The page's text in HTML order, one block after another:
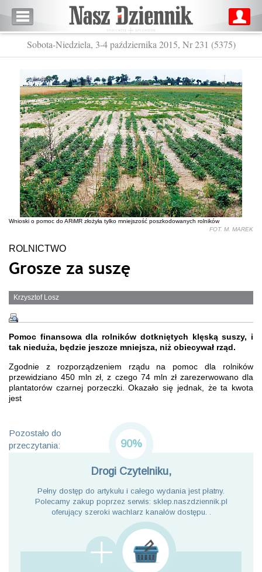
Sobota-Niedziela, 3-4 października 2015, Nr 231 (5375)
Wnioski o pomoc do ARiMR złożyła tylko mniejszość poszkodowanych rolników
FOT. M. MAREK
ROLNICTWO
Grosze za suszę
Krzysztof Losz
Pomoc finansowa dla rolników dotkniętych klęską suszy, i
tak nieduża, będzie jeszcze mniejsza, niż obiecywał rząd.
Zgodnie z rozporządzeniem rządu na pomoc dla rolników
przewidziano 450 mln zł, z czego 74 mln zł zarezerwowano dla
plantatorów czarnej porzeczki. Okazało się jednak, że ta kwota
jest
Pozostało do
przeczytania:
90%
Drogi Czytelniku,
Pełny dostęp do artykułu i całego wydania jest płatny.
Polecamy zakup poprzez serwis: sklep.naszdziennik.pl
oferujący szeroki wachlarz kanałów dostępu. .